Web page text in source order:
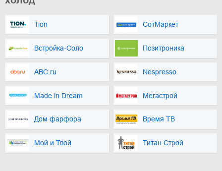
Tion СотМаркет
Встройка-Соло Позитроника
ABC.ru Nespresso
Made in Dream Мегастрой
Дом фарфора Время ТВ
Мой и Твой Титан Строй